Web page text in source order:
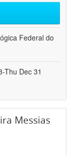
Federal do
Thu Dec 31
Messias